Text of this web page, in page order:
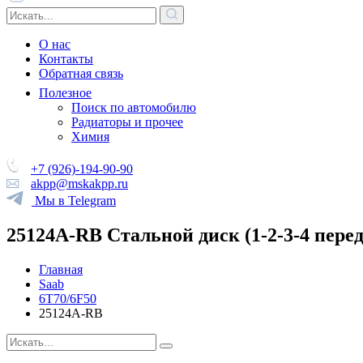
О нас
Контакты
Обратная связь
Полезное
Поиск по автомобилю
Радиаторы и прочее
Химия
+7 (926)-194-90-90
akpp@mskakpp.ru
Мы в Telegram
25124A-RB Стальной диск (1-2-3-4
Главная
Saab
6T70/6F50
25124A-RB